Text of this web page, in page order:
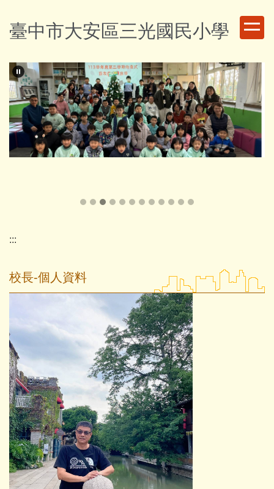
到
主
內
容
區
臺中市大安區三光國民小學
:::
校長-個人資料